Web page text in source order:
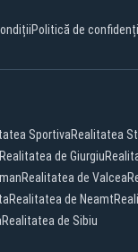
Politică de
SportivaRealitatea
Realitatea de Giurgiu
Realitatea de Valcea
Realitatea de Neamt
Realitatea de Sibiu